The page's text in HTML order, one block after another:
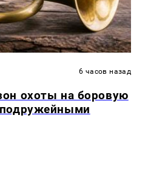
6 часов назад
охоты на боровую